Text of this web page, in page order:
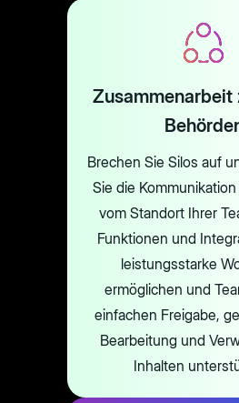
Zusammenarbeit
Brechen Sie Silos auf
Sie die
vom Standort Ihrer
Funktionen und
leistungsstarke
ermöglichen und
einfachen Freigabe,
Bearbeitung und
Inhalten